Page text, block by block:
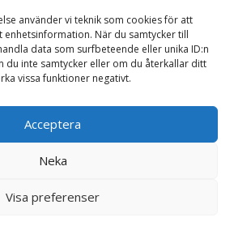
använder vi teknik som cookies för att
enhetsinformation. När du samtycker till
data som surfbeteende eller unika ID:n
du inte samtycker eller om du återkallar ditt
vissa funktioner negativt.
Acceptera
Neka
Visa preferenser
än.
recensera
Adult Medium Breed
Lax – 14 kg – Hill’s”